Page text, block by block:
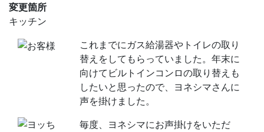
変更箇所
キッチン
これまでにガス給湯器やトイレの取り
替えをしてもらっていました。年末に
向けてビルトインコンロの取り替えも
したいと思ったので、ヨネシマさんに
声を掛けました。
毎度、ヨネシマにお声掛けをいただ